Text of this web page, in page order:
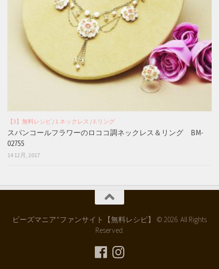
【3】無料レシピ / 1.ネックレス /3.リング
スパンコールフラワーのロココ調ネックレス＆リング BM-
02755
14 12月, 2017
ビーズマニア*ファンサイト【無料レシピ】 © 2026. All Rights
Reserved.